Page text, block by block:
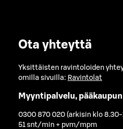
Ota yhteyttä
Yksittäisten ravintoloiden
omilla sivuilla: Ravintolat
Myyntipalvelu,
0300 870 020 (arkisin klo 8.30-
51 snt/min + pvm/mpm